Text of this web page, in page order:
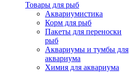
Товары для рыб
Аквариумистика
Корм для рыб
Пакеты для переноски
рыб
Аквариумы и тумбы для
аквариума
Химия для аквариума